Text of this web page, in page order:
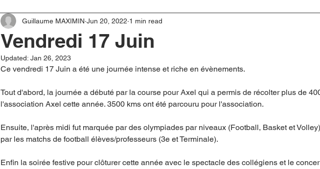
Vendredi 17 Juin
Guillaume MAXIMIN Jun 20, 2022 1 min read
Updated: Jan 26, 2023
Ce vendredi 17 Juin a été une journée intense et riche en évènements.
Tout d'abord, la journée a débuté par la course pour Axel qui a permis de récolter plus de
l'association Axel cette année. 3500 kms ont été parcouru pour l'association.
Ensuite, l'après midi fut marquée par des olympiades par niveaux (Football, Basket et
par les matchs de football élèves/professeurs (3e et Terminale).
Enfin la soirée festive pour clôturer cette année avec le spectacle des collégiens et le